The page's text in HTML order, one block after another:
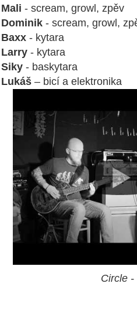
Mali - scream, growl, zpěv
Dominik - scream, growl,
Baxx - kytara
Larry - kytara
Siky - baskytara
Lukáš – bicí a elektronika
Circle -